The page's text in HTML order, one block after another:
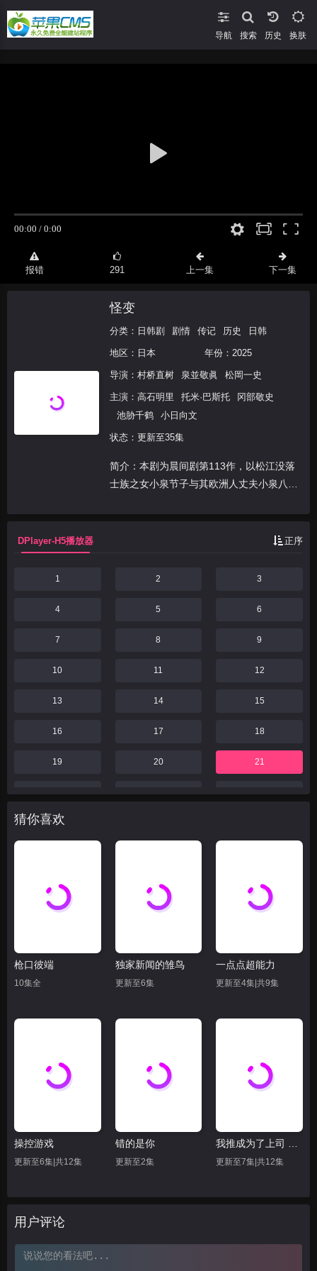
导航 搜索 换肤
报错 291 上一集 下一集
怪变
分类： 日韩剧 剧情 传记 历史 日韩
地区： 日本 年份： 2025
导演： 村桥直树 泉並敬眞 松岡一史
主演： 高石明里 托米·巴斯托
冈部敬史
池胁千鹤
小日向文
状态：更新至35集
简介：本剧为晨间剧第113作，以松江没落
士族之女小泉节子与其欧洲人丈夫小泉八云
热爱“怪谈”，因此以夫妇两人的名义讲述和
编写，为在明治时代急速西化的日本中被埋
DPlayer-H5播放器 正序
1 2 3
4 5 6
7 8 9
10 11 12
13 14 15
16 17 18
19 20 21
22 23 24
25
31 32 33
34 35
猜你喜欢
枪口彼端
10集全
独家新闻的雏鸟
更新至6集
一点点超能力
更新至4集|共9集
操控游戏
更新至6集|共12集
错的是你
更新至2集 更新至7集|共12集
用户评论